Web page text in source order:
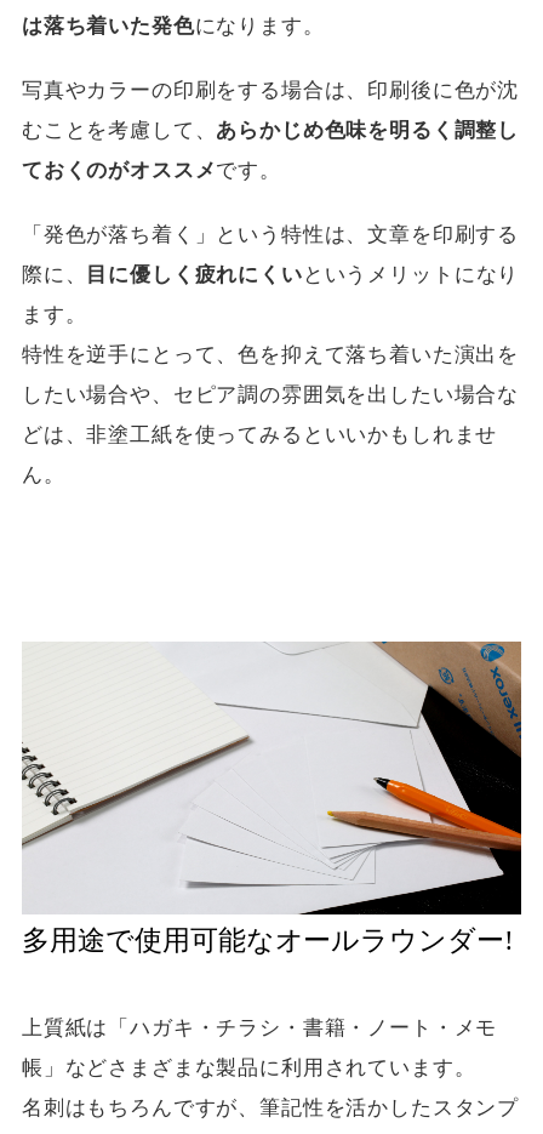
は落ち着いた発色になります。
写真やカラーの印刷をする場合は、印刷後に色が沈
むことを考慮して、 あらかじめ色味を明るく調整し
ておくのがオススメです。
「発色が落ち着く」という特性は、文章を印刷する
際に、
目に優しく疲れにくい というメリットになり
ます。
特性を逆手にとって、色を抑えて落ち着いた演出を
したい場合や、セピア調の雰囲気を出したい場合な
どは、非塗工紙を使ってみるといいかもしれませ
ん。
多用途で使用可能なオールラウンダー!
上質紙は「ハガキ・チラシ・書籍・ノート・メモ
帳」などさまざまな製品に利用されています。
名刺はもちろんですが、筆記性を活かしたスタンプ